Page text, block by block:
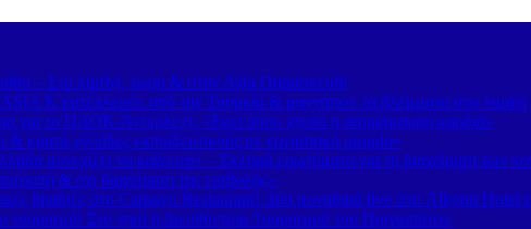
– Στο λιμάνι, τώρα & στην Αγία Παρασκευή!
K κατέπλευσε από την Τουρκία & μαγνήτισε τα βλέμματα στο λιμάνι
για το ΠΑΟΚ-Άντερλεχτ: «Εκεί όπου χτυπά η ασπρόμαυρη καρδιά»
χιλιάδες εκπαιδευτικούς σε εργασιακή ομηρία»
συνεχίζει να καίγεται» – Σκληρά ερωτήματα για τη διαχείριση των
& όχι διαχείριση της εισβολής»
βραδιές στο Carnayo Restaurant! Δύο μοναδικά live στο Alkyon Hotel
Στο νησί η Διευθύντρια Τουρισμού του Πριγκιπάτου